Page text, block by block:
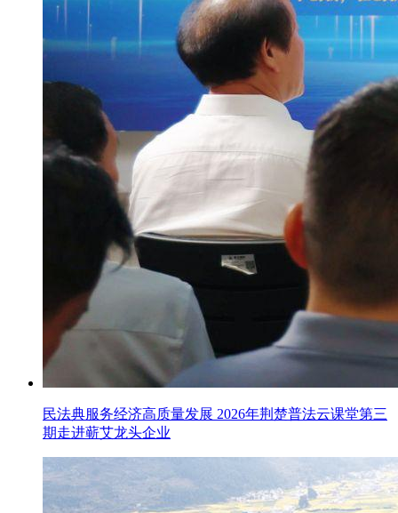
民法典服务经济高质量发展 2026年荆楚普法云课堂第三
期走进蕲艾龙头企业